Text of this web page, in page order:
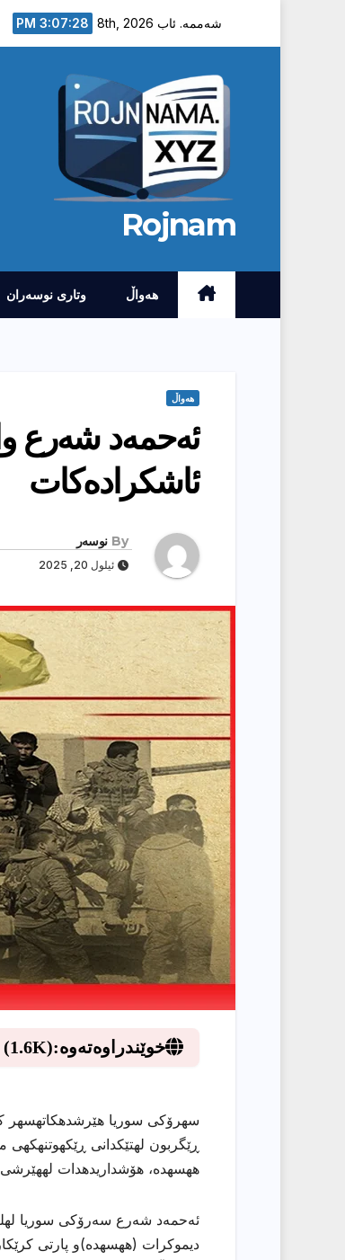
شەممە. ئاب 8th, 2026 3:07:29 PM
Rojnam
هەواڵ وتارى نوسەران
هەواڵ
ئه‌حمه‌د شه‌رع
ئاشكراده‌كات
By نوسەر
ئیلول 20, 2025
خوێندراوەتەوە:(1.6K)
سهرۆكى سوریا هێرشدهكاتهسهر
ڕێگربون لهتێكدانى
ههسهده، هۆشداریدهدات
ئەحمەد شەرع سەرۆكی سوریا
دیموكرات (ههسهده)و پارتی